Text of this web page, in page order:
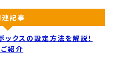
連記事
クスの設定方法を解説！
紹介